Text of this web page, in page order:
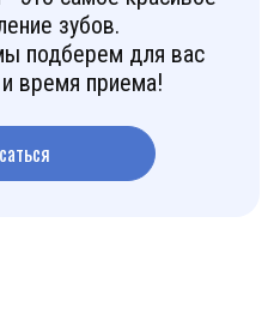
зубов.
подберем для вас
время приема!